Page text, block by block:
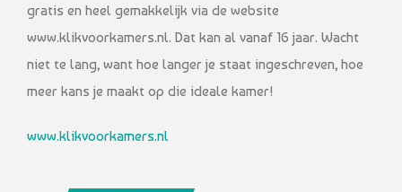
gratis en heel gemakkelijk via de website
www.klikvoorkamers.nl. Dat kan al vanaf 16 jaar. Wacht
niet te lang, want hoe langer je staat ingeschreven, hoe
meer kans je maakt op die ideale kamer!
www.klikvoorkamers.nl